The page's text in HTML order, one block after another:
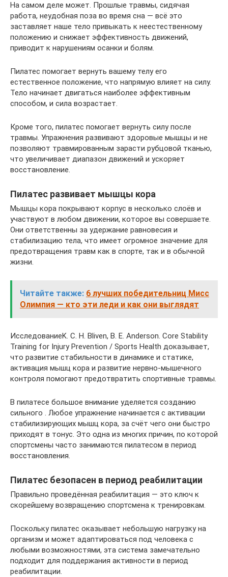
На самом деле может. Прошлые травмы, сидячая
работа, неудобная поза во время сна — всё это
заставляет наше тело привыкать к неестественному
положению и снижает эффективность движений,
приводит к нарушениям осанки и болям.
Пилатес помогает вернуть вашему телу его
естественное положение, что напрямую влияет на силу.
Тело начинает двигаться наиболее эффективным
способом, и сила возрастает.
Кроме того, пилатес помогает вернуть силу после
травмы. Упражнения развивают здоровые мышцы и не
позволяют травмированным зарасти рубцовой тканью,
что увеличивает диапазон движений и ускоряет
восстановление.
Пилатес развивает мышцы кора
Мышцы кора покрывают корпус в несколько слоёв и
участвуют в любом движении, которое вы совершаете.
Они ответственны за удержание равновесия и
стабилизацию тела, что имеет огромное значение для
предотвращения травм как в спорте, так и в обычной
жизни.
Читайте также: 6 лучших победительниц Мисс
Олимпия — кто эти леди и как они выглядят
ИсследованиеK. C. H. Bliven, B. E. Anderson. Core Stability
Training for Injury Prevention / Sports Health доказывает,
что развитие стабильности в динамике и статике,
активация мышц кора и развитие нервно-мышечного
контроля помогают предотвратить спортивные травмы.
В пилатесе большое внимание уделяется созданию
сильного . Любое упражнение начинается с активации
стабилизирующих мышц кора, за счёт чего они быстро
приходят в тонус. Это одна из многих причин, по которой
спортсмены часто занимаются пилатесом в период
восстановления.
Пилатес безопасен в период реабилитации
Правильно проведённая реабилитация — это ключ к
скорейшему возвращению спортсмена к тренировкам.
Поскольку пилатес оказывает небольшую нагрузку на
организм и может адаптироваться под человека с
любыми возможностями, эта система замечательно
подходит для поддержания активности в период
реабилитации.